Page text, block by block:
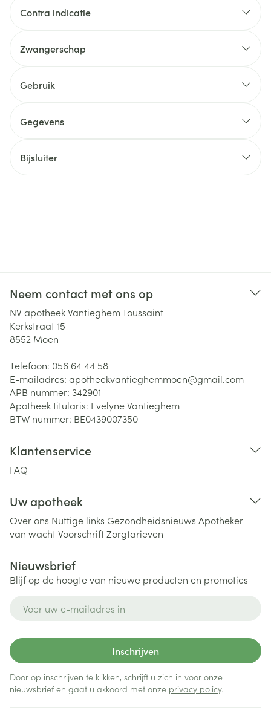
Contra indicatie
Zwangerschap
Gebruik
Gegevens
Bijsluiter
Neem contact met ons op
NV apotheek Vantieghem Toussaint
Kerkstraat 15
8552 Moen
Telefoon: 056 64 44 58
E-mailadres: apotheekvantieghemmoen@gmail.com
APB nummer: 342901
Apotheek titularis: Evelyne Vantieghem
BTW nummer: BE0439007350
Klantenservice
FAQ
Uw apotheek
Over ons Nuttige links Gezondheidsnieuws Apotheker
van wachtVoorschriftZorgtarieven
Nieuwsbrief
Blijf op de hoogte van nieuwe producten en promoties
Inschrijven
Door op inschrijven te klikken, schrijft u zich in voor onze
nieuwsbrief en gaat u akkoord met onze privacy policy.